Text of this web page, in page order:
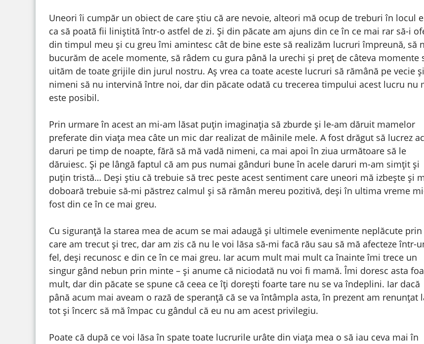
Uneori îi cumpăr un obiect de care știu că are nevoie, alteori mă ocup de treburi în locul
ca să poată fii liniștită într-o astfel de zi. Și din păcate am ajuns din ce în ce mai rar să-i
din timpul meu și cu greu îmi amintesc cât de bine este să realizăm lucruri împreună, să
bucurăm de acele momente, să râdem cu gura până la urechi și preț de câteva momente
uităm de toate grijile din jurul nostru. Aș vrea ca toate aceste lucruri să rămână pe vecie și
nimeni să nu intervină între noi, dar din păcate odată cu trecerea timpului acest lucru nu
este posibil.
Prin urmare în acest an mi-am lăsat puțin imaginația să zburde și le-am dăruit mamelor
preferate din viața mea câte un mic dar realizat de mâinile mele. A fost drăgut să lucrez
daruri pe timp de noapte, fără să mă vadă nimeni, ca mai apoi în ziua următoare să le
dăruiesc. Și pe lângă faptul că am pus numai gânduri bune în acele daruri m-am simțit și
puțin tristă… Deși știu că trebuie să trec peste acest sentiment care uneori mă izbește și
doboară trebuie să-mi păstrez calmul și să rămân mereu pozitivă, deși în ultima vreme
fost din ce în ce mai greu.
Cu siguranță la starea mea de acum se mai adaugă și ultimele evenimente neplăcute prin
care am trecut și trec, dar am zis că nu le voi lăsa să-mi facă rău sau să mă afecteze într-
fel, deși recunosc e din ce în ce mai greu. Iar acum mult mai mult ca înainte îmi trece un
singur gând nebun prin minte – și anume că niciodată nu voi fi mamă. Îmi doresc asta
mult, dar din păcate se spune că ceea ce îți dorești foarte tare nu se va îndeplini. Iar dacă
până acum mai aveam o rază de speranță că se va întâmpla asta, în prezent am renunțat
tot și încerc să mă împac cu gândul că eu nu am acest privilegiu.
Poate că după ce voi lăsa în spate toate lucrurile urâte din viața mea o să iau ceva mai în